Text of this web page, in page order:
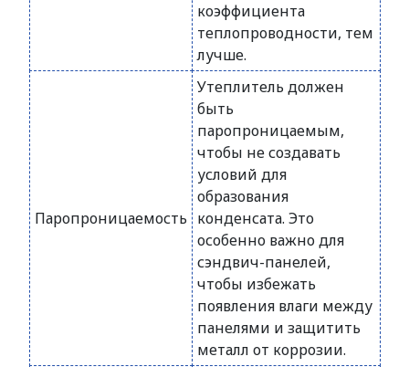
коэффициента
теплопроводности, тем
лучше.
Паропроницаемость
Утеплитель должен
быть
паропроницаемым,
чтобы не создавать
условий для
образования
конденсата. Это
особенно важно для
сэндвич-панелей,
чтобы избежать
появления влаги между
панелями и защитить
металл от коррозии.